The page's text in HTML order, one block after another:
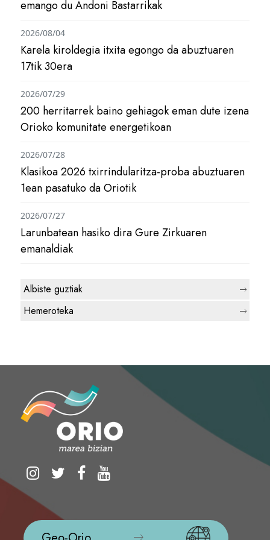
emango du Andoni Bastarrikak
Karela kiroldegia itxita egongo da abuztuaren
17tik 30era
2026/08/04
200 herritarrek baino gehiagok eman dute izena
Orioko komunitate energetikoan
2026/07/29
Klasikoa 2026 txirrindularitza-proba abuztuaren
1ean pasatuko da Oriotik
2026/07/28
Larunbatean hasiko dira Gure Zirkuaren
emanaldiak
2026/07/27
Albiste guztiak
Hemeroteka